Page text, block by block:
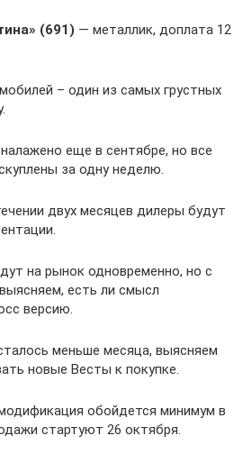
(691) — металлик, доплата 12
– один из самых грустных
еще в сентябре, но все
за одну неделю.
двух месяцев дилеры будут
на рынок одновременно, но с
есть ли смысл
версию.
меньше месяца, выясняем
новые Весты к покупке.
обойдется минимум в
стартуют 26 октября.